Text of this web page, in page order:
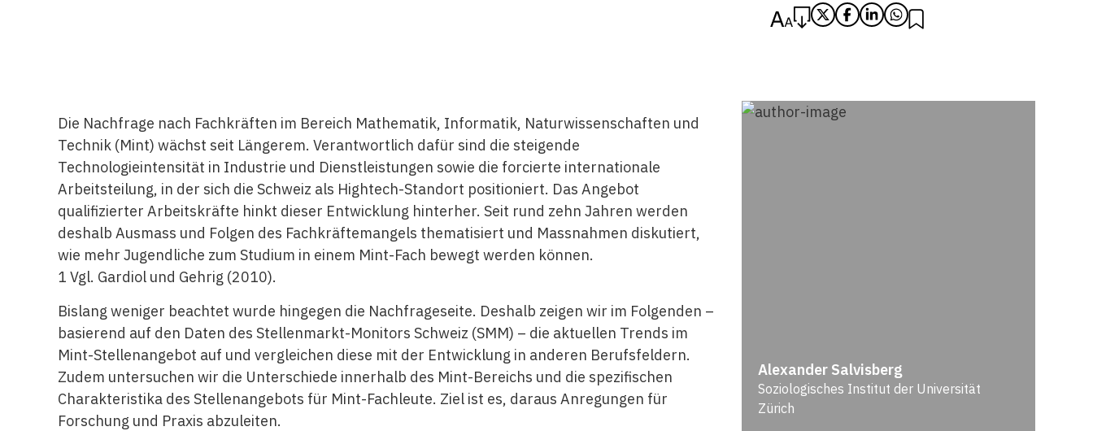
Die Nachfrage nach Fachkräften im Bereich Mathematik, Informatik, Naturwissenschaften und
Technik (Mint) wächst seit Längerem. Verantwortlich dafür sind die steigende
Technologieintensität in Industrie und Dienstleistungen sowie die forcierte internationale
Arbeitsteilung, in der sich die Schweiz als Hightech-Standort positioniert. Das Angebot
qualifizierter Arbeitskräfte hinkt dieser Entwicklung hinterher. Seit rund zehn Jahren werden
deshalb Ausmass und Folgen des Fachkräftemangels thematisiert und Massnahmen diskutiert,
wie mehr Jugendliche zum Studium in einem Mint-Fach bewegt werden können.
1 Vgl. Gardiol und Gehrig (2010).
Bislang weniger beachtet wurde hingegen die Nachfrageseite. Deshalb zeigen wir im Folgenden –
basierend auf den Daten des Stellenmarkt-Monitors Schweiz (SMM) – die aktuellen Trends im
Mint-Stellenangebot auf und vergleichen diese mit der Entwicklung in anderen Berufsfeldern.
Zudem untersuchen wir die Unterschiede innerhalb des Mint-Bereichs und die spezifischen
Charakteristika des Stellenangebots für Mint-Fachleute. Ziel ist es, daraus Anregungen für
Forschung und Praxis abzuleiten.
Alexander Salvisberg
Soziologisches Institut der Universität
Zürich